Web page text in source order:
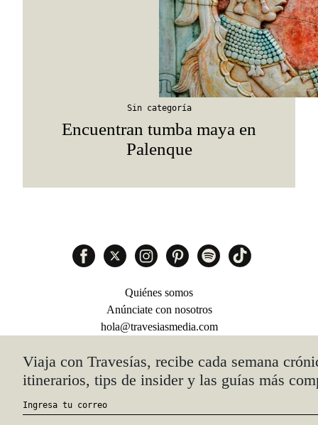
Sin categoría
Encuentran tumba maya en
Palenque
entonces se consolidó una voz experta en
Quiénes somos
Anúnciate con nosotros
hola@travesiasmedia.com